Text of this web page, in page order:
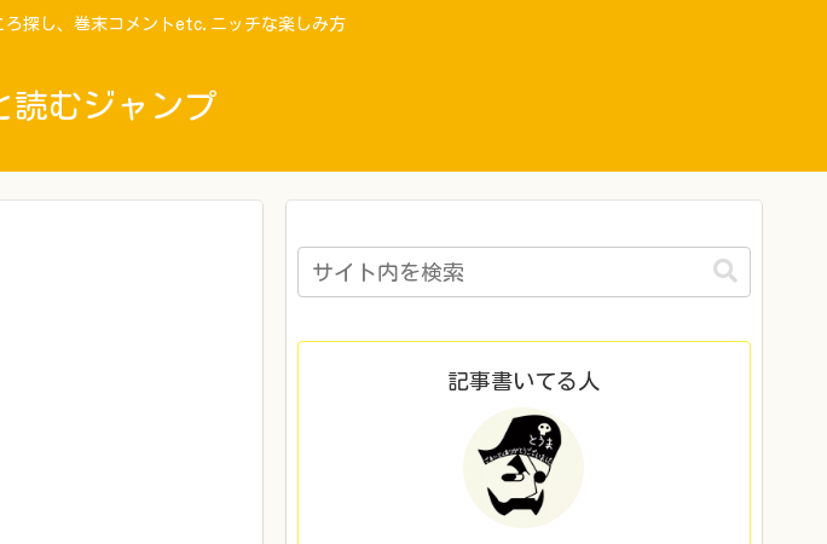
探し、巻末コメントetc.ニッチな楽しみ方
読むジャンプ
記事書いてる人